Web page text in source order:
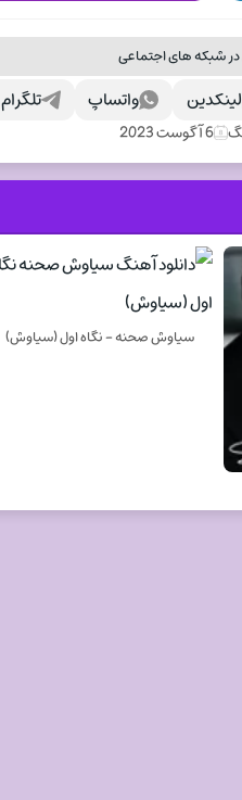
شبکه های اجتماعی
تلگرام واتساپ لینکدین
6 آگوست 2023
سیاوش صحنه - نگاه اول (سیاوش)